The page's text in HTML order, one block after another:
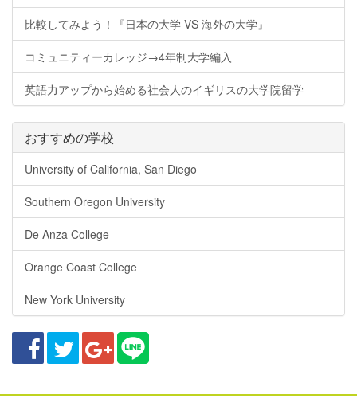
比較してみよう！『日本の大学 VS 海外の大学』
コミュニティーカレッジ→4年制大学編入
英語力アップから始める社会人のイギリスの大学院留学
おすすめの学校
University of California, San Diego
Southern Oregon University
De Anza College
Orange Coast College
New York University